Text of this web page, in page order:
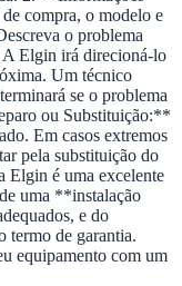
compra, o modelo e
o problema
Elgin irá direcioná-lo
Um técnico
se o problema
ou Substituição:**
Em casos extremos
pela substituição do
Elgin é uma excelente
uma **instalação
e do
termo de garantia.
equipamento com um